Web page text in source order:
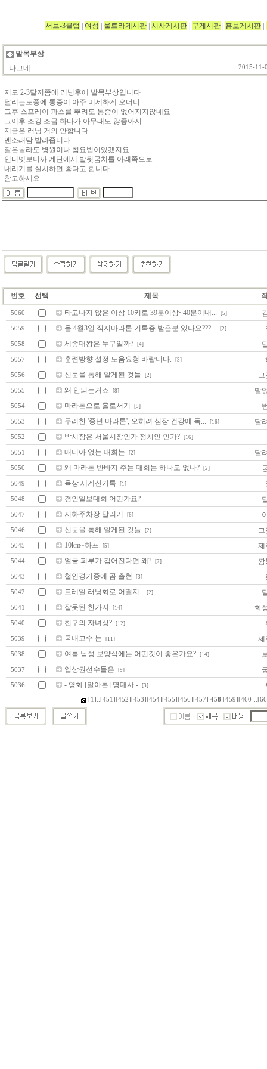
서브-3클럽 여성 울트라게시판 시사게시판 구게시판 홍보게시판
발목부상
나그네
2015-11-
저도 2-3달저쯤에 러닝후에 발목부상입니다
달리는도중에 통증이 아주 미세하게 오더니
그후 스프레이 파스를 뿌려도 통증이 없어지지않네요
그이후 조깅 조금 하다가 아무래도 않좋아서
지금은 러닝 거의 안합니다
멘소래담 발라줍니다
잘은몰라도 병원이나 침요법이있겠지요
인터넷보니까 계단에서 발뒷굼치를 아래쪽으로
내리기를 실시하면 좋다고 합니다
참고하세요
번호 선택 제목
5060 타고나지 않은 이상 10키로 39분이상~40분이내... [5]
5059 올 4월3일 직지마라톤 기록증 받은분 있나요???... [2]
5058 세종대왕은 누구일까? [4]
5057 훈련방향 설정 도움요청 바랍니다. [3]
5056 신문을 통해 알게된 것들 [2] 그
5055 왜 안되는거죠 [8] 말
5054 마라톤으로 홀로서기 [5]
5053 무리한 '중년 마라톤', 오히려 심장 건강에 독... [16] 달
5052 박시장은 서울시장인가 정치인 인가? [16]
5051 매니아 없는 대회는 [2] 달
5050 왜 마라톤 반바지 주는 대회는 하나도 없나? [2]
5049 육상 세계신기록 [1]
5048 경인일보대회 어떤가요?
5047 지하주차장 달리기 [6]
5046 신문을 통해 알게된 것들 [2] 그
5045 10km~하프 [5] 제
5044 얼굴 피부가 검어진다면 왜? [7] 깜
5043 철인경기중에 곰 출현 [3]
5042 트레일 러닝화로 어떨지.. [2]
5041 잘못된 한가지 [14] 화
5040 친구의 자녀상? [12]
5039 국내고수 는 [11] 제
5038 여름 남성 보양식에는 어떤것이 좋은가요? [14]
5037 입상권선수들은 [9]
5036 - 영화 [말아톤] 명대사 - [3]
[1] [451] [452] [453] [454] [455] [456] [457] 458 [459] [460]